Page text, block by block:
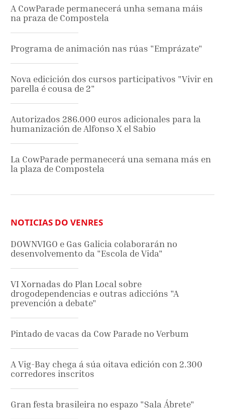
A CowParade permanecerá unha semana máis
na praza de Compostela
Programa de animación nas rúas "Emprázate"
Nova edicición dos cursos participativos "Vivir en
parella é cousa de 2"
Autorizados 286.000 euros adicionales para la
humanización de Alfonso X el Sabio
La CowParade permanecerá una semana más en
la plaza de Compostela
NOTICIAS DO VENRES
DOWNVIGO e Gas Galicia colaborarán no
desenvolvemento da "Escola de Vida"
VI Xornadas do Plan Local sobre
drogodependencias e outras adiccións "A
prevención a debate"
Pintado de vacas da Cow Parade no Verbum
A Vig-Bay chega á súa oitava edición con 2.300
corredores inscritos
Gran festa brasileira no espazo "Sala Ábrete"